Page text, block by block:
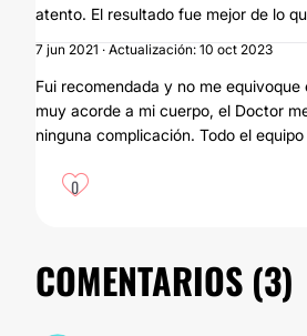
atento. El resultado fue mejor de lo
7 jun 2021 · Actualización: 10 oct 2023
Fui recomendada y no me
muy acorde a mi cuerpo, el Doctor
ninguna complicación. Todo el
0
COMENTARIOS (3)